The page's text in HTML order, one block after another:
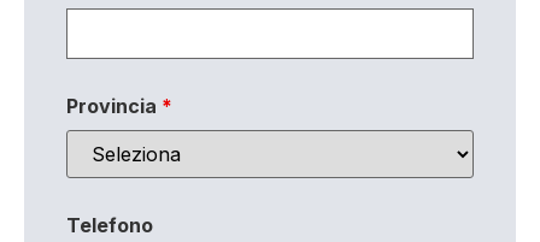
Provincia *
Telefono